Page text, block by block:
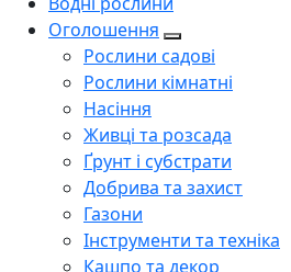
Оголошення
Рослини садові
Рослини кімнатні
Насіння
Живці та розсада
Ґрунт і субстрати
Добрива та захист
Газони
Інструменти та техніка
Кашпо та декор